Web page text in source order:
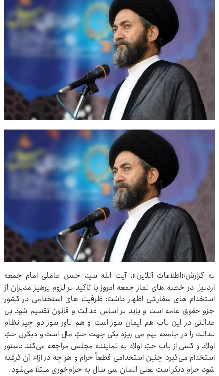
به گزارش«اطلاعات آنلاین»، آیت الله سید حسن عاملی امام جمعه
اردبیل در خطبه های نماز جمعه امروز با تاکید بر لزوم پرهیز مدیران از
استخدام های سفارشی اظهار داشت: ظرفیت های استخدامی در کشور
جزو حقوق عامه است و باید بر اساس عدالت و قانون تقسیم شود بی
عدالتی در این باب هم ایمان سوز است و هم باور سوز دو چیز نظام
عدالت را در جامعه بهم می ریزد یکی جهت حبّ مال است و دیگری حبّ
اولاد و کسی از باب حبّ اولاد به نماینده مجلس مراجعه می‌کند دستور
استخدام می‌گیرد چنین استخدامی قطعاً حرام و هر چه در ازاء آن گرفته
شود حرام دیگر است یعنی انسان سی سال به حرام‌خوری مبتلا می‌شود.